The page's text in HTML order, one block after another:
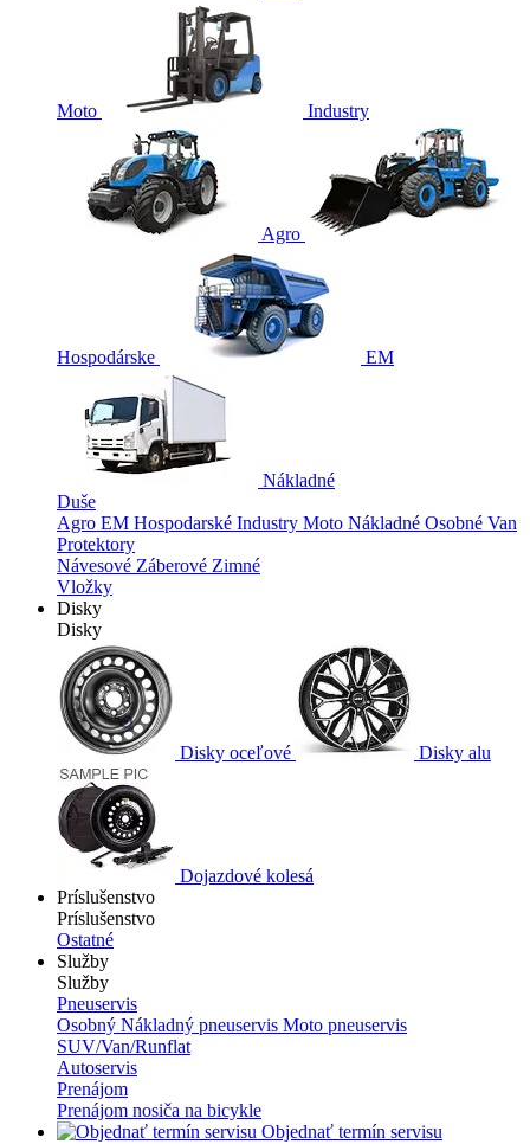
Moto Industry
Agro
Hospodárske EM
Nákladné
Duše
Agro EM Hospodarské Industry Moto Nákladné Osobné Van
Protektory
Návesové Záberové Zimné
Vložky
Disky
Disky
Disky oceľové Disky alu
Dojazdové kolesá
Príslušenstvo
Príslušenstvo
Ostatné
Služby
Služby
Pneuservis
Osobný Nákladný pneuservis Moto pneuservis
SUV/Van/Runflat
Autoservis
Prenájom
Prenájom nosiča na bicykle
Objednať termín servisu